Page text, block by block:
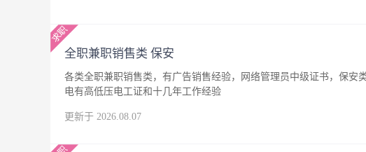
全职兼职销售类 保安
各类全职兼职销售类，有广告销售经验，网络管理员中级证书，保安
电有高低压电工证和十几年工作经验
更新于 2026.08.07